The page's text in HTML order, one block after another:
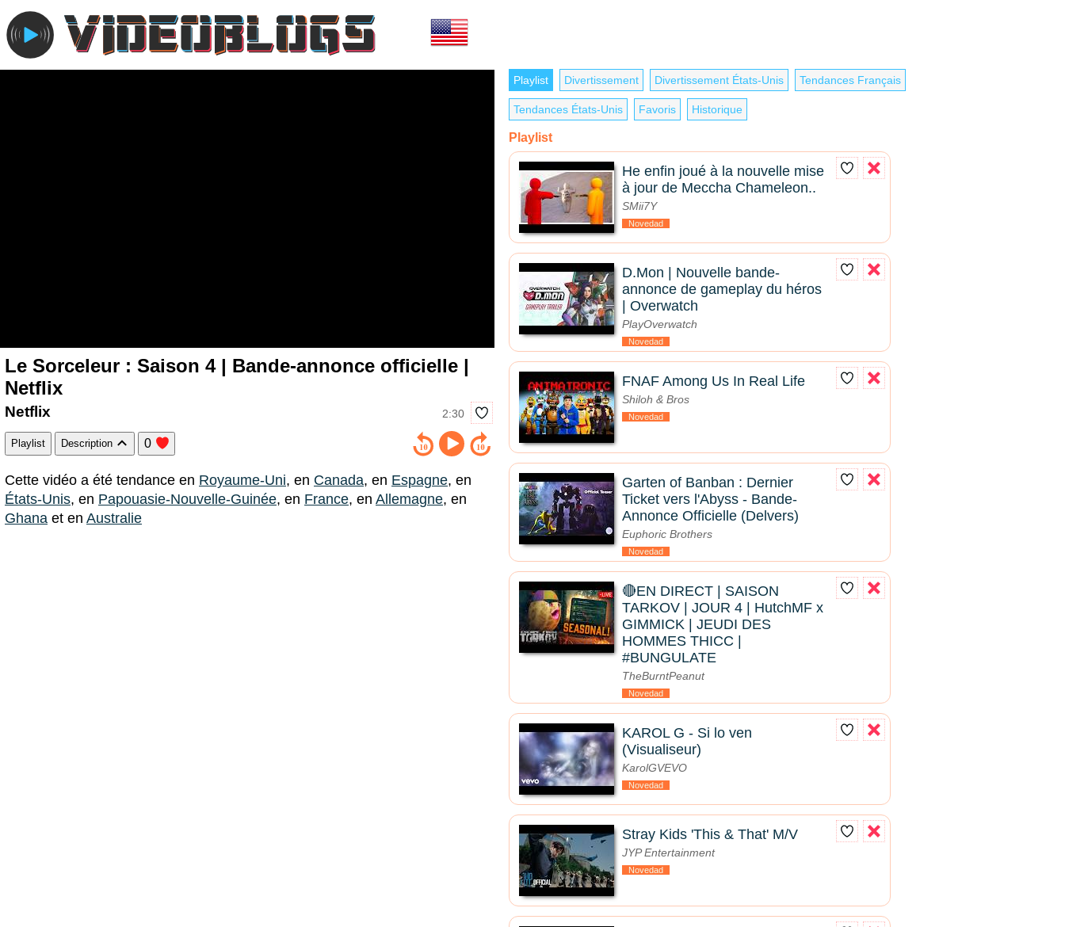
Le Sorceleur : Saison 4 | Bande-annonce officielle |
Netflix
2:30
Netflix
Playlist Description 0
Cette vidéo a été tendance en Royaume-Uni, en Canada, en Espagne, en
États-Unis, en Papouasie-Nouvelle-Guinée, en France, en Allemagne, en
Ghana et en Australie
Playlist Divertissement Divertissement États-Unis Tendances Français
Tendances États-Unis Favoris Historique
Playlist
He enfin joué à la nouvelle mise
à jour de Meccha Chameleon..
SMii7Y
Novedad
D.Mon | Nouvelle bande-
annonce de gameplay du héros
| Overwatch
PlayOverwatch
Novedad
FNAF Among Us In Real Life
Shiloh & Bros
Novedad
Garten of Banban : Dernier
Ticket vers l'Abyss - Bande-
Annonce Officielle (Delvers)
Euphoric Brothers
Novedad
🔴EN DIRECT | SAISON
TARKOV | JOUR 4 | HutchMF x
GIMMICK | JEUDI DES
HOMMES THICC |
#BUNGULATE
TheBurntPeanut
Novedad
KAROL G - Si lo ven
(Visualiseur)
KarolGVEVO
Novedad
Stray Kids 'This & That' M/V
JYP Entertainment
Novedad